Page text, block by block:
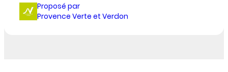
Proposé par
Provence Verte et Verdon